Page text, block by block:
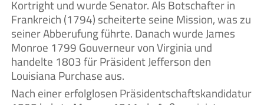
Kortright und wurde Senator. Als Botschafter in
Frankreich (1794) scheiterte seine Mission, was zu
seiner Abberufung führte. Danach wurde James
Monroe 1799 Gouverneur von Virginia und
handelte 1803 für Präsident Jefferson den
Louisiana Purchase aus.
Nach einer erfolglosen Präsidentschaftskandidatur